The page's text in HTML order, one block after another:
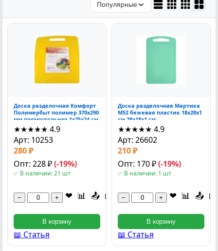
Популярные
Доска разделочная Комфорт
Полимербыт полимер 370x290
мм прямоугольная 1x25x24 см
★★★★★ 4.9
Арт: 10253
280 ₽
Опт: 228 ₽(-19%)
✅ В наличии: 21 шт
− + ❤ 📊 📤 📖
В корзину
📖 Статья
Доска разделочная Мартика
М52 бежевая пластик 18x28x1
см 28x18x1 см
★★★★★ 4.9
Арт: 26602
210 ₽
Опт: 170 ₽(-19%)
✅ В наличии: 1 шт
− + ❤ 📊 📤 📖
В корзину
📖 Статья